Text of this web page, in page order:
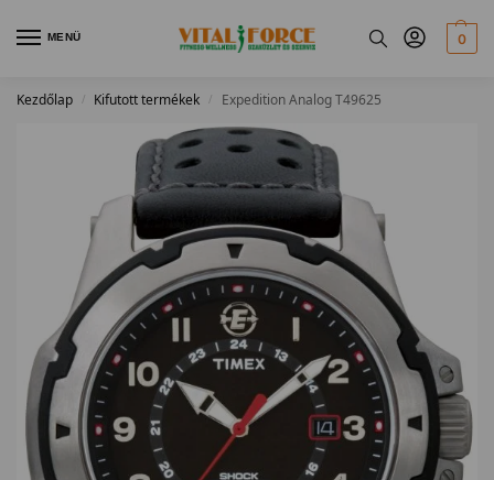
MENÜ 0
Kezdőlap / Kifutott termékek / Expedition Analog T49625